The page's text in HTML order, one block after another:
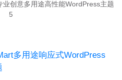
创意多用途高性能WordPress主题
5
多用途响应式WordPress